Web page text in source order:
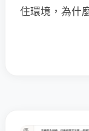
住環境，為什